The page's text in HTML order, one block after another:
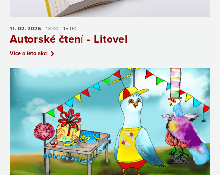
11. 02. 2025 13:00 - 15:00
Autorské čtení - Litovel
Více o této akci